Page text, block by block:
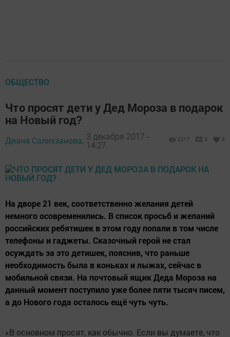
ОБЩЕСТВО
Что просят дети у Дед Мороза в подарок
на Новый год?
Диана Салихзанова, 3 декабря 2017 -
14:27
2217 0 0
На дворе 21 век, соответственно желания детей
немного осовременились. В список просьб и желаний
российских ребятишек в этом году попали в том числе
телефоны и гаджеты. Сказочный герой не стал
осуждать за это детишек, пояснив, что раньше
необходимость была в коньках и лыжах, сейчас в
мобильной связи. На почтовый ящик Деда Мороза на
данный момент поступило уже более пяти тысяч писем,
а до Нового года осталось ещё чуть чуть.
«В основном просят, как обычно. Если вы думаете, что